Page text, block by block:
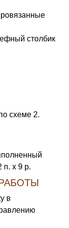
столбик
схеме 2.
п. х 9 р.
в